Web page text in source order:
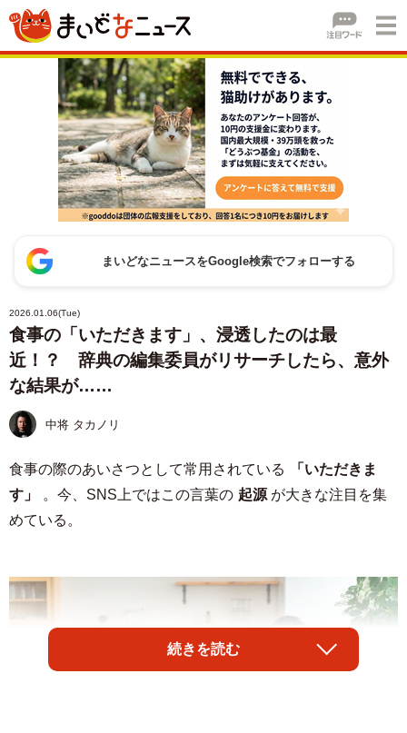
まいどなニュースをGoogle検索でフォローする
2026.01.06(Tue)
食事の「いただきます」、浸透したのは最
近！？ 辞典の編集委員がリサーチしたら、意外
な結果が……
中将 タカノリ
食事の際のあいさつとして常用されている
「いただきま
す」
。今、SNS上ではこの言葉の 起源 が大きな注目を集
めている。
続きを読む